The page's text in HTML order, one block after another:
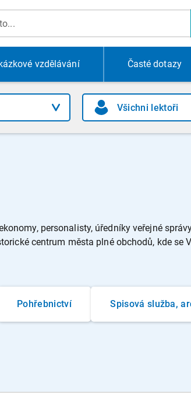
vzdělávání Časté dotazy
personalisty, úředníky veřejné
centrum města plné obchodů, kde
Pohřebnictví Spisová služba,